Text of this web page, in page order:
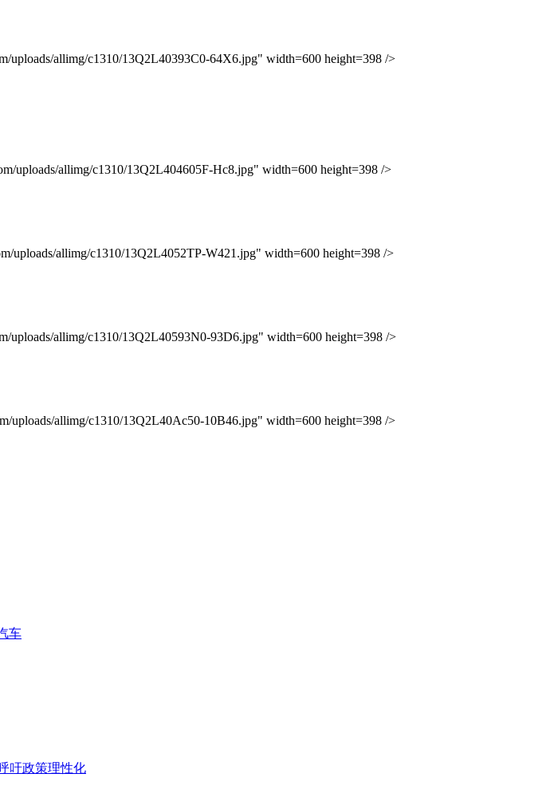
allimg/c1310/13Q2L40393C0-64X6.jpg" width=600 height=398 />
uploads/allimg/c1310/13Q2L404605F-Hc8.jpg" width=600 height=398 />
allimg/c1310/13Q2L4052TP-W421.jpg" width=600 height=398 />
allimg/c1310/13Q2L40593N0-93D6.jpg" width=600 height=398 />
allimg/c1310/13Q2L40Ac50-10B46.jpg" width=600 height=398 />
车
吁政策理性化